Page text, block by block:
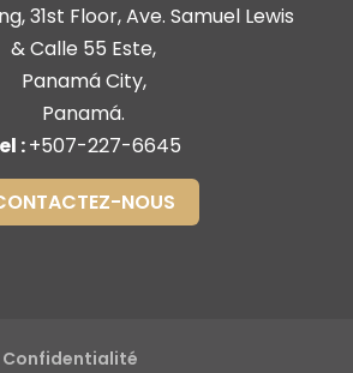
31st Floor, Ave. Samuel Lewis
& Calle 55 Este,
Panamá City,
Panamá.
:+507-227-6645
NOUS
Confidentialité